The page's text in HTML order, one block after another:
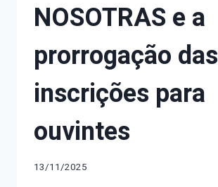
NOSOTRAS e a
prorrogação das
inscrições para
ouvintes
13/11/2025